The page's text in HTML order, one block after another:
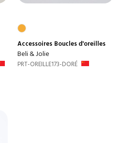
Accessoires Boucles d'oreilles
Beli & Jolie
PRT-OREILLE173-DORÉ